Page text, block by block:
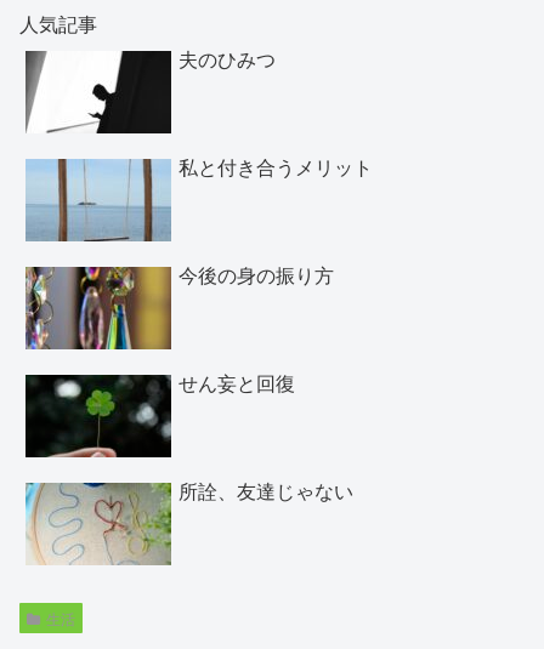
人気記事
夫のひみつ
私と付き合うメリット
今後の身の振り方
せん妄と回復
所詮、友達じゃない
生活